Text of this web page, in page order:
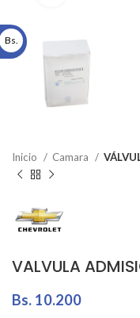
Inicio Camara
VALVULA
Bs. 10.200
Bs.